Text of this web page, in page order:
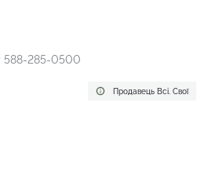
588-285-0500
Продавець Всі. Свої